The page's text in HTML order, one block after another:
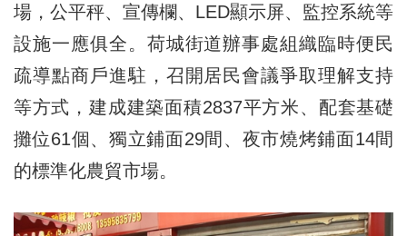
場，公平秤、宣傳欄、LED顯示屏、監控系統等
設施一應俱全。荷城街道辦事處組織臨時便民
疏導點商戶進駐，召開居民會議爭取理解支持
等方式，建成建築面積2837平方米、配套基礎
攤位61個、獨立鋪面29間、夜市燒烤鋪面14間
的標準化農貿市場。